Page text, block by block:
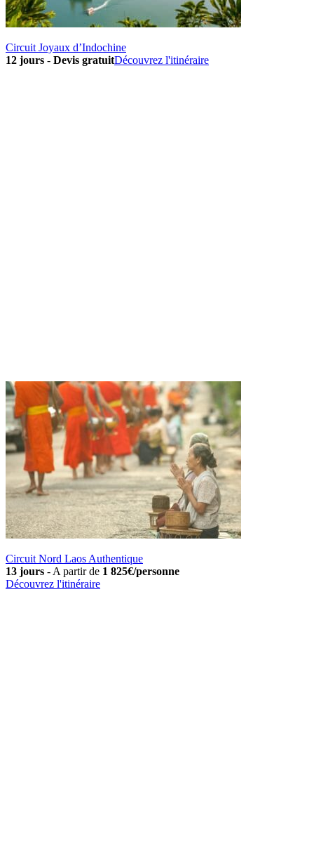
Circuit Joyaux d’Indochine
12 jours - Devis gratuitDécouvrez l'itinéraire
Circuit Nord Laos Authentique
13 jours - A partir de 1 825€/personne
Découvrez l'itinéraire